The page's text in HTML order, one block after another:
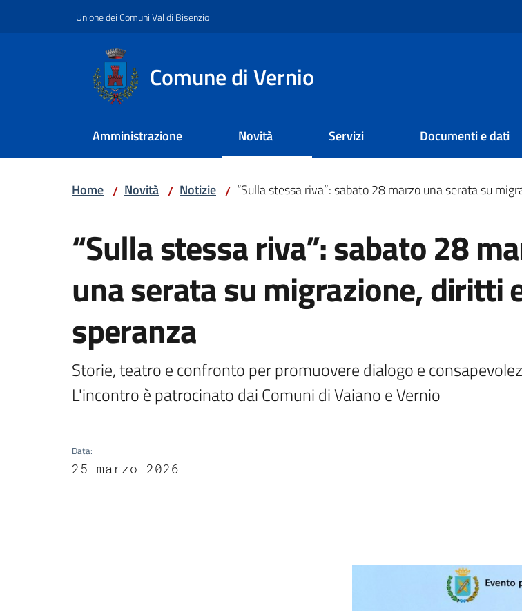
Unione dei Comuni Val di Bisenzio
Comune di Vernio
Amministrazione Novità Servizi Documenti e dati
Home / Novità / Notizie / “Sulla stessa riva”: sabato 28 marzo una serata su
“Sulla stessa riva”: sabato 28
una serata su migrazione, diritti
speranza
Storie, teatro e confronto per promuovere dialogo e
L'incontro è patrocinato dai Comuni di Vaiano e Vernio
Data:
25 marzo 2026